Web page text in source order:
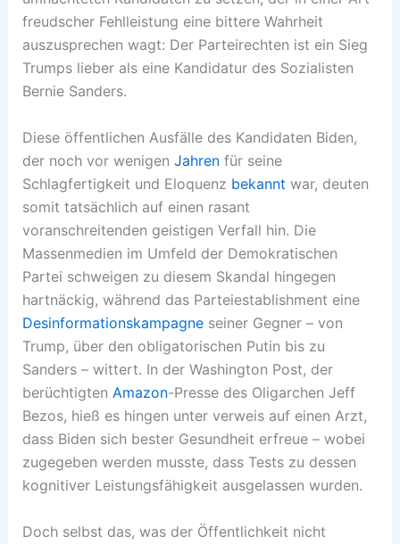
freudscher Fehlleistung eine bittere Wahrheit
auszusprechen wagt: Der Parteirechten ist ein Sieg
Trumps lieber als eine Kandidatur des Sozialisten
Bernie Sanders.
Diese öffentlichen Ausfälle des Kandidaten Biden,
der noch vor wenigen Jahrenfür seine
Schlagfertigkeit und Eloquenz bekannt war, deuten
somit tatsächlich auf einen rasant
voranschreitenden geistigen Verfall hin. Die
Massenmedien im Umfeld der Demokratischen
Partei schweigen zu diesem Skandal hingegen
hartnäckig, während das Parteiestablishment eine
Desinformationskampagneseiner Gegner – von
Trump, über den obligatorischen Putin bis zu
Sanders – wittert. In der Washington Post, der
berüchtigten Amazon-Presse des Oligarchen Jeff
Bezos, hieß es hingen unter verweis auf einen Arzt,
dass Biden sich bester Gesundheit erfreue – wobei
zugegeben werden musste, dass Tests zu dessen
kognitiver Leistungsfähigkeit ausgelassen wurden.
Doch selbst das, was der Öffentlichkeit nicht